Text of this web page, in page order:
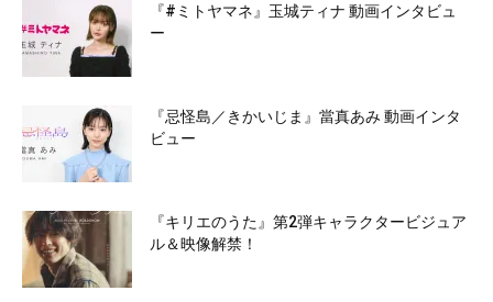
『#ミトヤマネ』玉城ティナ 動画インタビュ
ー
『忌怪島／きかいじま』當真あみ 動画インタ
ビュー
『キリエのうた』第2弾キャラクタービジュア
ル＆映像解禁！